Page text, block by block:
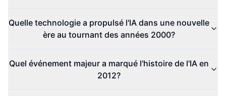
Quelle technologie a propulsé l'IA dans une nouvelle
ère au tournant des années 2000?
Quel événement majeur a marqué l'histoire de l'IA en
2012?